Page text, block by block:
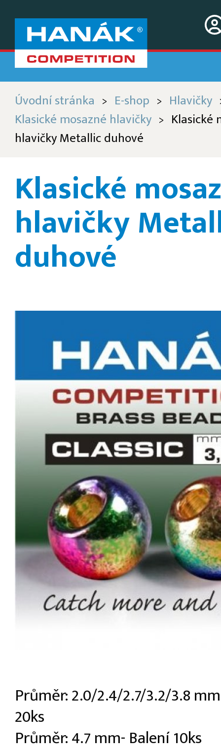
Úvodní stránka > E-shop > Hlavičky
Klasické mosazné hlavičky > Klasické
hlavičky Metallic duhové
Klasické
hlavičky
duhové
Průměr: 2.0/2.4/2.7/3.2/3.8
20ks
Průměr: 4.7 mm- Balení 10ks